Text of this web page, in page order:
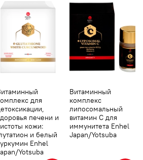
для
печени и
кожи:
и белый
Enhel
Yotsuba
Витаминный
комплекс
липосомальный
витамин С для
иммунитета Enhel
Japan/Yotsuba